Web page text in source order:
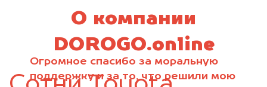
Огромное спасибо за моральную
поддержку и за то, что решили мою
О компании
DOROGO.online